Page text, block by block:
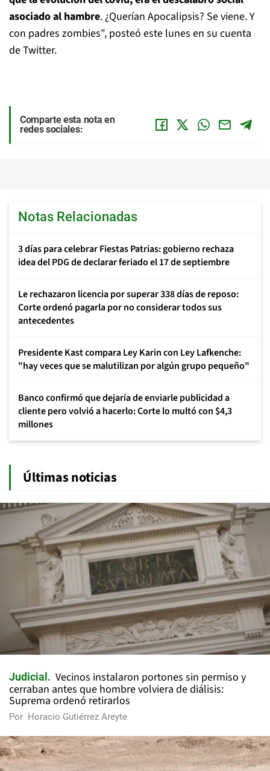
asociado al hambre. ¿Querían Apocalipsis? Se viene. Y
con padres zombies", posteó este lunes en su cuenta
de Twitter.
Comparte esta nota en
redes sociales:
Notas Relacionadas
3 días para celebrar Fiestas Patrias: gobierno rechaza
idea del PDG de declarar feriado el 17 de septiembre
Le rechazaron licencia por superar 338 días de reposo:
Corte ordenó pagarla por no considerar todos sus
antecedentes
Presidente Kast compara Ley Karin con Ley Lafkenche:
"hay veces que se malutilizan por algún grupo pequeño"
Banco confirmó que dejaría de enviarle publicidad a
cliente pero volvió a hacerlo: Corte lo multó con $4,3
millones
Últimas noticias
Judicial
Vecinos instalaron portones sin permiso y
cerraban antes que hombre volviera de diálisis:
Suprema ordenó retirarlos
Por Horacio Gutiérrez Areyte